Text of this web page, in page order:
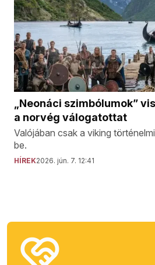
„Neonáci szimbólumok”
a norvég válogatottat
Valójában csak a viking
be.
HÍREK2026. jún. 7. 12:41